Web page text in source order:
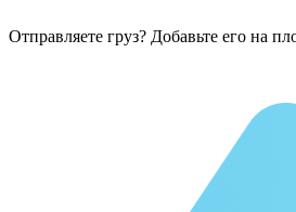
Отправляете груз? Добавьте его на